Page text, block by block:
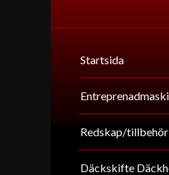
Startsida
Redskap/tillbehör
Däckskifte